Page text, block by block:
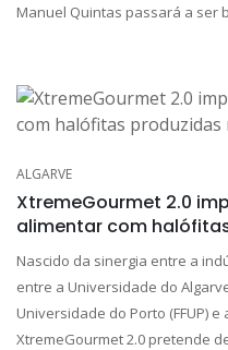
Manuel Quintas passará a ser
ALGARVE
XtremeGourmet 2.0
alimentar com
Nascido da sinergia entre a
entre a Universidade do
Universidade do Porto (FFUP)
XtremeGourmet 2.0 pretende